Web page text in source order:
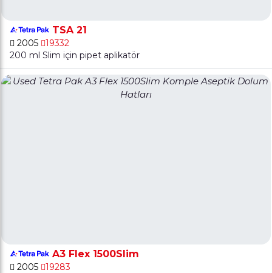
TSA 21
2005
19332
200 ml Slim için pipet aplikatör
A3 Flex 1500Slim
2005
19283